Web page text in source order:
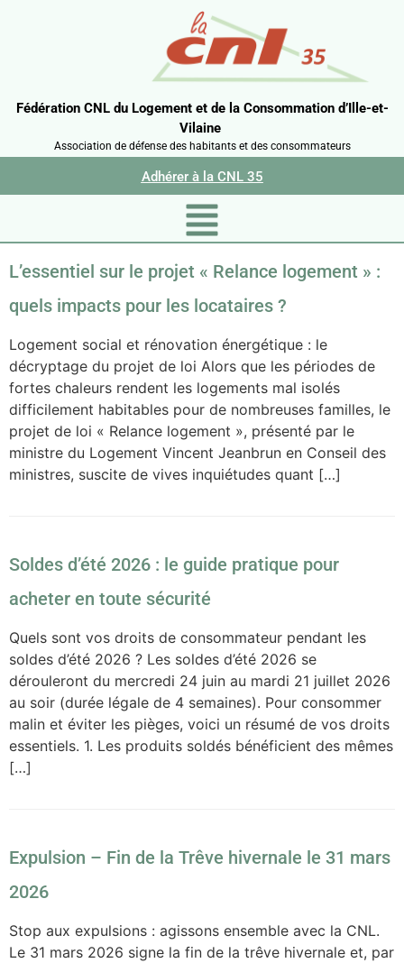
Fédération CNL du Logement et de la Consommation d’Ille-et-
Vilaine
Association de défense des habitants et des consommateurs
Adhérer à la CNL 35
L’essentiel sur le projet « Relance logement » :
quels impacts pour les locataires ?
Logement social et rénovation énergétique : le
décryptage du projet de loi Alors que les périodes de
fortes chaleurs rendent les logements mal isolés
difficilement habitables pour de nombreuses familles, le
projet de loi « Relance logement », présenté par le
ministre du Logement Vincent Jeanbrun en Conseil des
ministres, suscite de vives inquiétudes quant […]
Soldes d’été 2026 : le guide pratique pour
acheter en toute sécurité
Quels sont vos droits de consommateur pendant les
soldes d’été 2026 ? Les soldes d’été 2026 se
dérouleront du mercredi 24 juin au mardi 21 juillet 2026
au soir (durée légale de 4 semaines). Pour consommer
malin et éviter les pièges, voici un résumé de vos droits
essentiels. 1. Les produits soldés bénéficient des mêmes
[…]
Expulsion – Fin de la Trêve hivernale le 31 mars
2026
Stop aux expulsions : agissons ensemble avec la CNL.
Le 31 mars 2026 signe la fin de la trêve hivernale et, par